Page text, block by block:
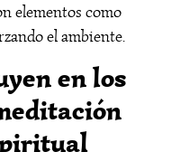
elementos como
el ambiente.
en los